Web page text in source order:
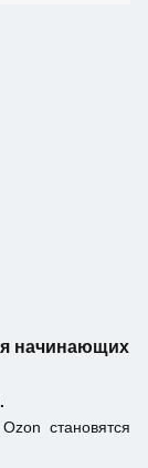
начинающих
становятся